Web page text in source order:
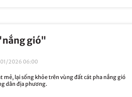
gió"
2026 06:00
mẻ, lại sống khỏe trên vùng đất cát pha nắng gió
dân địa phương.